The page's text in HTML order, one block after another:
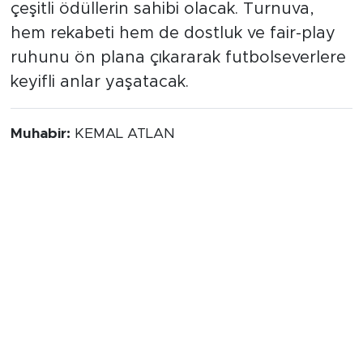
çeşitli ödüllerin sahibi olacak. Turnuva,
hem rekabeti hem de dostluk ve fair-play
ruhunu ön plana çıkararak futbolseverlere
keyifli anlar yaşatacak.
Muhabir: KEMAL ATLAN